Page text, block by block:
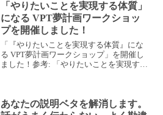
で、懇親会の会話の節々...
「やりたいことを実現する体質」
になる VPT夢計画ワークショッ
プを開催しました！
「『やりたいことを実現する体質』にな
る VPT夢計画ワークショップ」を開催し
ました！参考: 「やりたいことを実現する
ショッ...
あなたの説明ベタを解消します。